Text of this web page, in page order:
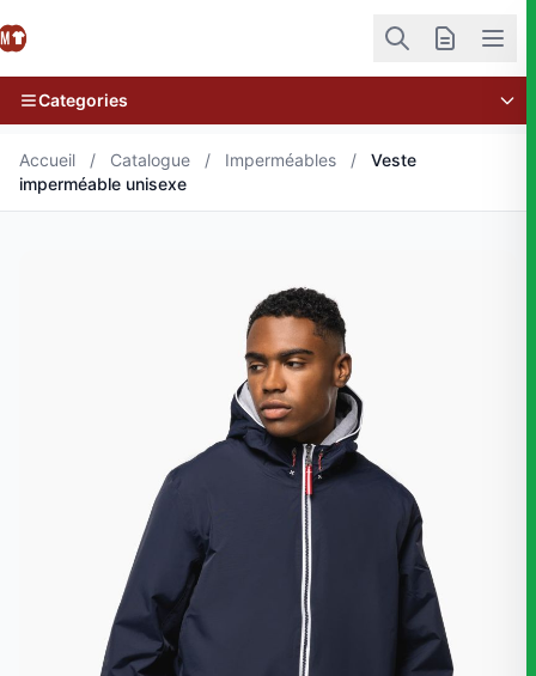
Categories
Accueil / Catalogue / Imperméables /
Veste
imperméable unisexe